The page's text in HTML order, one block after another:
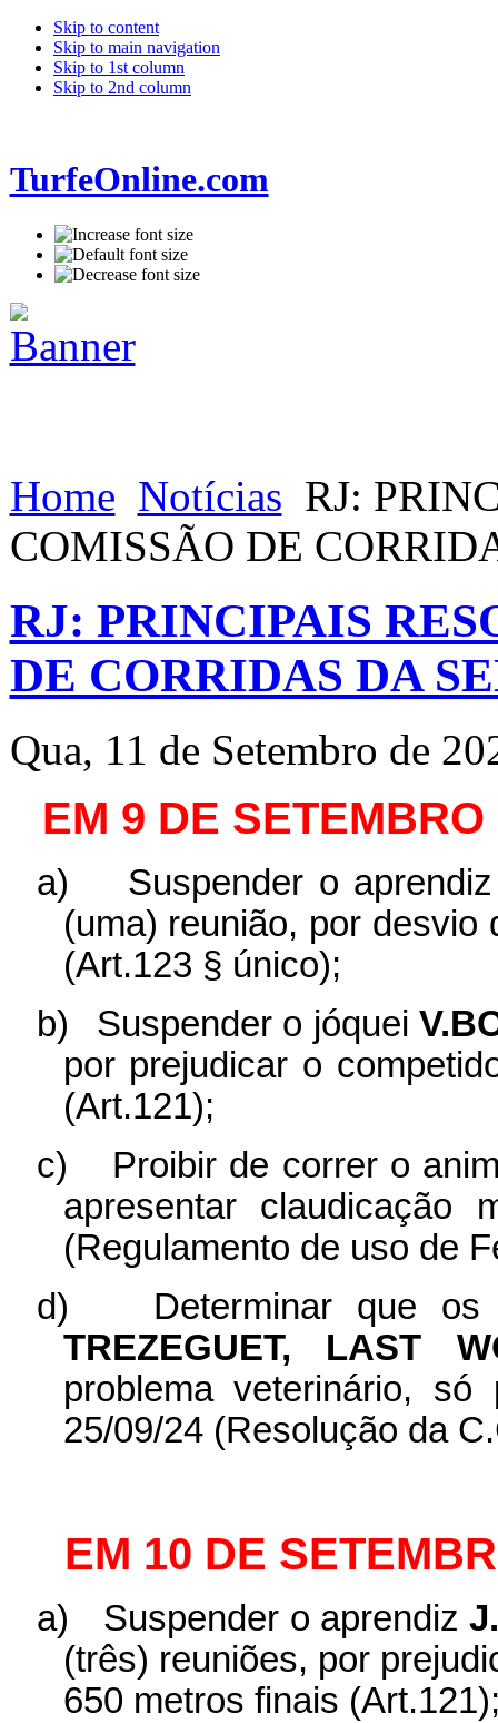
Skip to content
Skip to main navigation
Skip to 1st column
Skip to 2nd column
TurfeOnline.com
Home Notícias RJ:
COMISSÃO DE
RJ: PRINCIPAIS
DE CORRIDAS DA
Qua, 11 de Setembro de
EM 9 DE
a)
Suspender o
(uma) reunião, por
(Art.123 § único);
b)
Suspender o jóquei
por prejudicar o
(Art.121);
c)
Proibir de correr o
apresentar claudicação
(Regulamento de uso de
d)
Determinar que
TREZEGUET, LAST
problema veterinário,
25/09/24 (Resolução da
EM 10 DE
a) Suspender o aprendiz
(três) reuniões, por
650 metros finais